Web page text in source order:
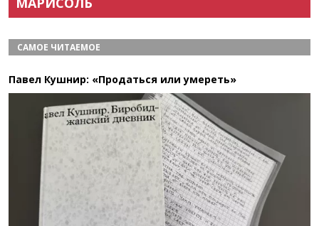
САМОЕ ЧИТАЕМОЕ
Павел Кушнир: «Продаться или умереть»